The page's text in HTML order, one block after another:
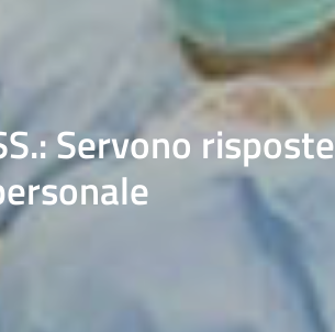
Servono risposte